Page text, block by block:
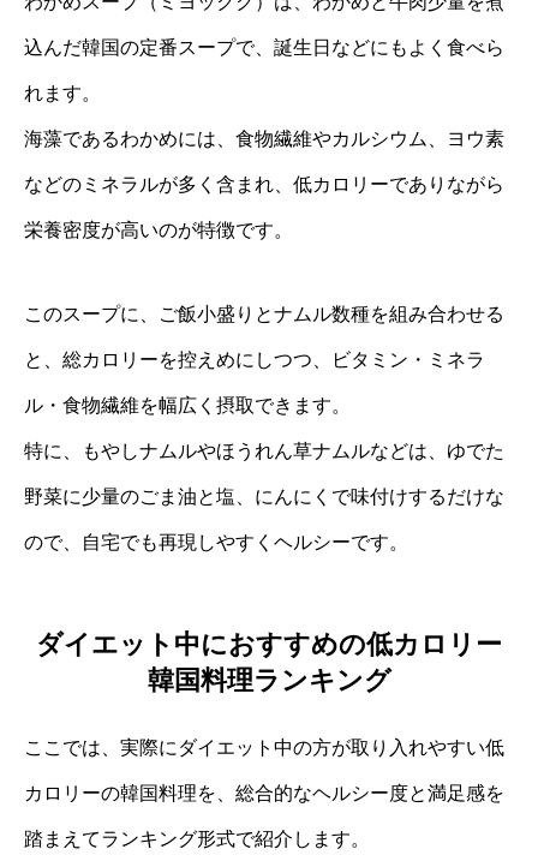
込んだ韓国の定番スープで、誕生日などにもよく食べら
れます。
海藻であるわかめには、食物繊維やカルシウム、ヨウ素
などのミネラルが多く含まれ、低カロリーでありながら
栄養密度が高いのが特徴です。
このスープに、ご飯小盛りとナムル数種を組み合わせる
と、総カロリーを控えめにしつつ、ビタミン・ミネラ
ル・食物繊維を幅広く摂取できます。
特に、もやしナムルやほうれん草ナムルなどは、ゆでた
野菜に少量のごま油と塩、にんにくで味付けするだけな
ので、自宅でも再現しやすくヘルシーです。
ダイエット中におすすめの低カロリー
韓国料理ランキング
ここでは、実際にダイエット中の方が取り入れやすい低
カロリーの韓国料理を、総合的なヘルシー度と満足感を
踏まえてランキング形式で紹介します。